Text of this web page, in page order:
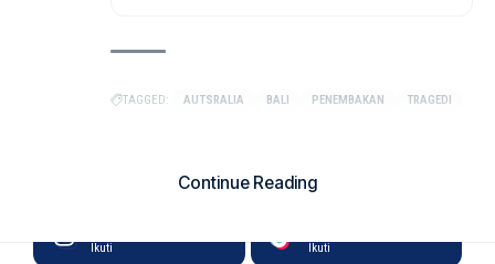
TAGGED: AUTSRALIA BALI PENEMBAKAN TRAGEDI
Share This Article Ikuti
Ikuti Ikuti
Continue Reading